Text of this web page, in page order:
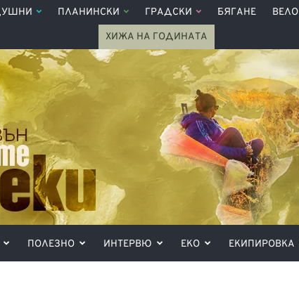
ПЛАНИНСКИ ГРАДСКИ БЯГАНЕ ВЕЛО
ХИЖА НА ГОДИНАТА
ПОЛЕЗНО ИНТЕРВЮ ЕКО ЕКИПИРОВКА